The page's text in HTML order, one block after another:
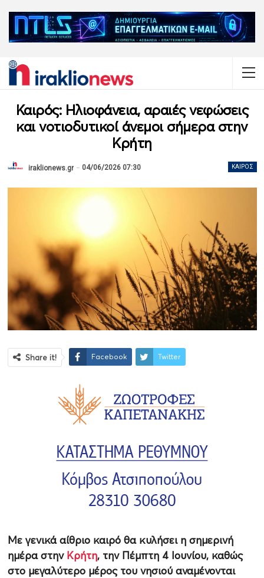
Καιρός: Ηλιοφάνεια, αραιές νεφώσεις
και νοτιοδυτικοί άνεμοι σήμερα στην
Κρήτη
ΚΑΙΡΌΣ
iraklionews.gr 04/06/2026 07:30
Share it! Facebook Twitter
Με γενικά αίθριο καιρό θα κυλήσει η σημερινή
ημέρα στην Κρήτη, την Πέμπτη 4 Ιουνίου, καθώς
στο μεγαλύτερο μέρος του νησιού αναμένονται